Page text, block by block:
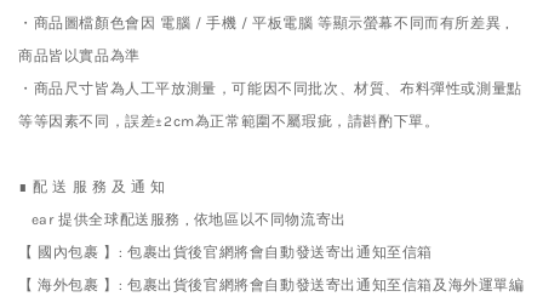
・商品圖檔顏色會因 電腦 / 手機 / 平板電腦 等顯示螢幕不同而有所差異 ,
商品皆以實品為準
・商品尺寸皆為人工平放測量，可能因不同批次、材質、布料彈性或測量點
等等因素不同，誤差±2cm為正常範圍不屬瑕疵，請斟酌下單。
∎ 配 送 服 務 及 通 知
ear 提供全球配送服務 , 依地區以不同物流寄出
【 國內包裹 】: 包裹出貨後官網將會自動發送寄出通知至信箱
【 海外包裹 】: 包裹出貨後官網將會自動發送寄出通知至信箱及海外運單編